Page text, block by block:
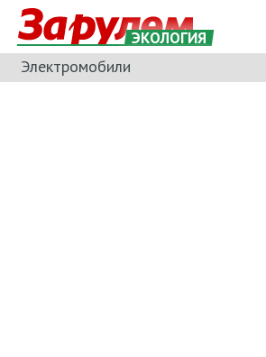
ЭКОЛОГИЯ
Электромобили